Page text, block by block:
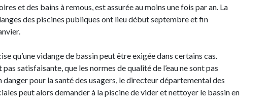
et des bains à remous, est assurée au moins une fois par an. La
des piscines publiques ont lieu début septembre et fin
qu’une vidange de bassin peut être exigée dans certains cas.
pas satisfaisante, que les normes de qualité de l’eau ne sont pas
danger pour la santé des usagers, le directeur départemental des
peut alors demander à la piscine de vider et nettoyer le bassin en